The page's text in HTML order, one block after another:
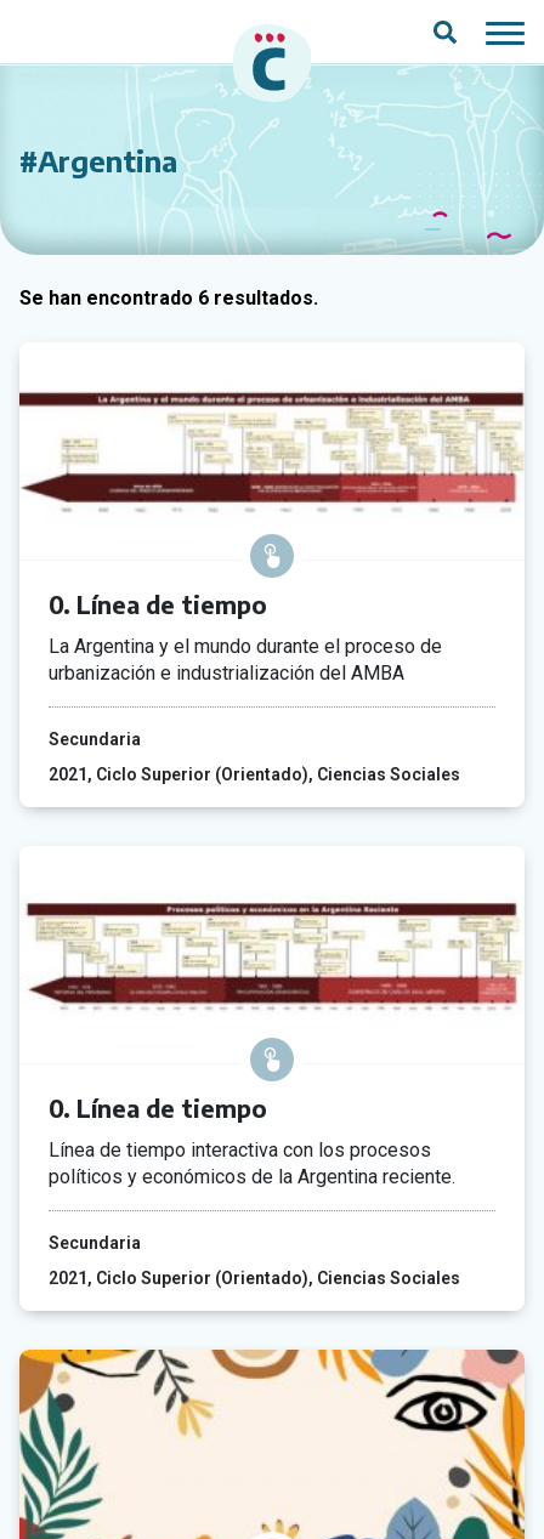
#Argentina
Se han encontrado 6 resultados.
0. Línea de tiempo
La Argentina y el mundo durante el proceso de
urbanización e industrialización del AMBA
Secundaria
2021
Ciclo Superior (Orientado) Ciencias Sociales
0. Línea de tiempo
Línea de tiempo interactiva con los procesos
políticos y económicos de la Argentina reciente.
Secundaria
2021
Ciclo Superior (Orientado) Ciencias Sociales